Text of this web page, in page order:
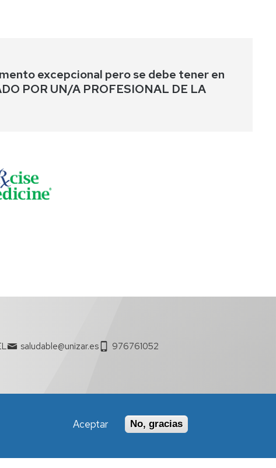
excepcional pero se debe tener en
POR UN/A PROFESIONAL DE LA
saludable@unizar.es 976761052
Aceptar No, gracias